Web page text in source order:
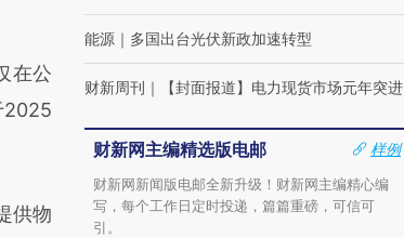
在公
2025
供物
能源 ｜ 多国出台光伏新政加速转型
财新周刊 ｜ 【封面报道】电力现货市场元年突进
财新网主编精选版电邮
样例
财新网新闻版电邮全新升级！财新网主编精心编
写，每个工作日定时投递，篇篇重磅，可信可
引。